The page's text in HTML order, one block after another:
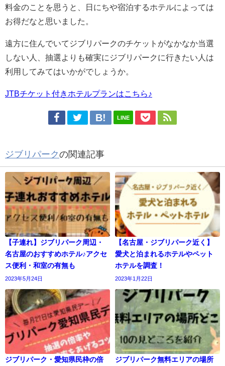
料金のことを思うと、日にちや宿泊するホテルによっては
お得だなと思いました。
遠方に住んでいてジブリパークのチケットがなかなか当選
しない人、抽選よりも確実にジブリパークに行きたい人は
利用してみてはいかがでしょうか。
JTBチケット付きホテルプランはこちら♪
LINE
ジブリパークの関連記事
【子連れ】ジブリパーク周辺・
名古屋のおすすめホテル♪アクセ
ス便利・和室の有無も
2023年5月24日
【名古屋・ジブリパーク近く】
愛犬と泊まれるホテルやペット
ホテルを調査！
2023年1月22日
ジブリパーク・愛知県民枠の倍
ジブリパーク無料エリアの場所